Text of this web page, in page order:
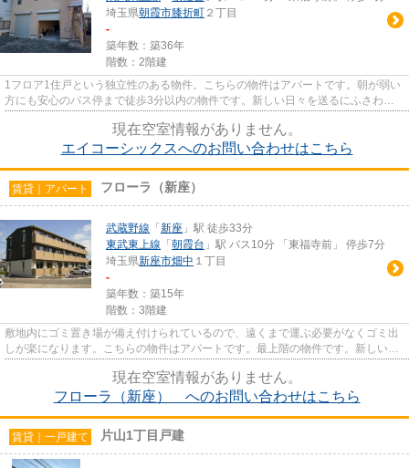
埼玉県朝霞市膝折町 ２丁目
-
築年数：築36年
階数：2階建
1フロア1住戸という独立性のある物件。こちらの物件はアパートです。朝が弱い
方にも安心のバス停まで徒歩3分以内の物件です。新しい日々を送るにふさわし
現在空室情報がありません。
エイコーシックスへのお問い合わせはこちら
賃貸｜アパート フローラ（新座）
武蔵野線 「 新座 」駅 徒歩33分
東武東上線 「 朝霞台 」駅 バス10分 「東福寺前」 停歩7分
埼玉県新座市畑中 １丁目
-
築年数：築15年
階数：3階建
敷地内にゴミ置き場が備え付けられているので、遠くまで運ぶ必要がなくゴミ出
しが楽になります。こちらの物件はアパートです。最上階の物件です。新しい
現在空室情報がありません。
フローラ（新座） へのお問い合わせはこちら
賃貸｜一戸建て 片山1丁目戸建